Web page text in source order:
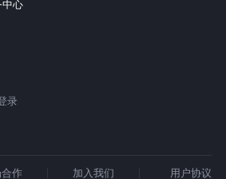
中心
录
作 加入我们 用户协议